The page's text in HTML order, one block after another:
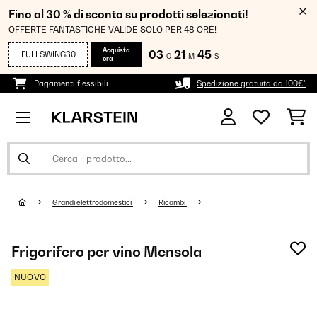
Fino al 30 % di sconto su prodotti selezionati!
OFFERTE FANTASTICHE VALIDE SOLO PER 48 ORE!
FULLSWING30
Acquista
ora
03 O 21 M 44 S
Pagamenti flessibili Spedizione gratuita da 100€*
Grandi elettrodomestici Ricambi
Frigorifero per vino Mensola
NUOVO